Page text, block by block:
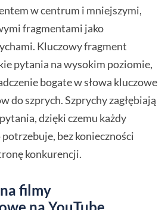
w centrum i mniejszymi,
fragmentami jako
Kluczowy fragment
pytania na wysokim poziomie,
bogate w słowa kluczowe
do szprych. Szprychy zagłębiają
dzięki czemu każdy
bez konieczności
konkurencji.
filmy